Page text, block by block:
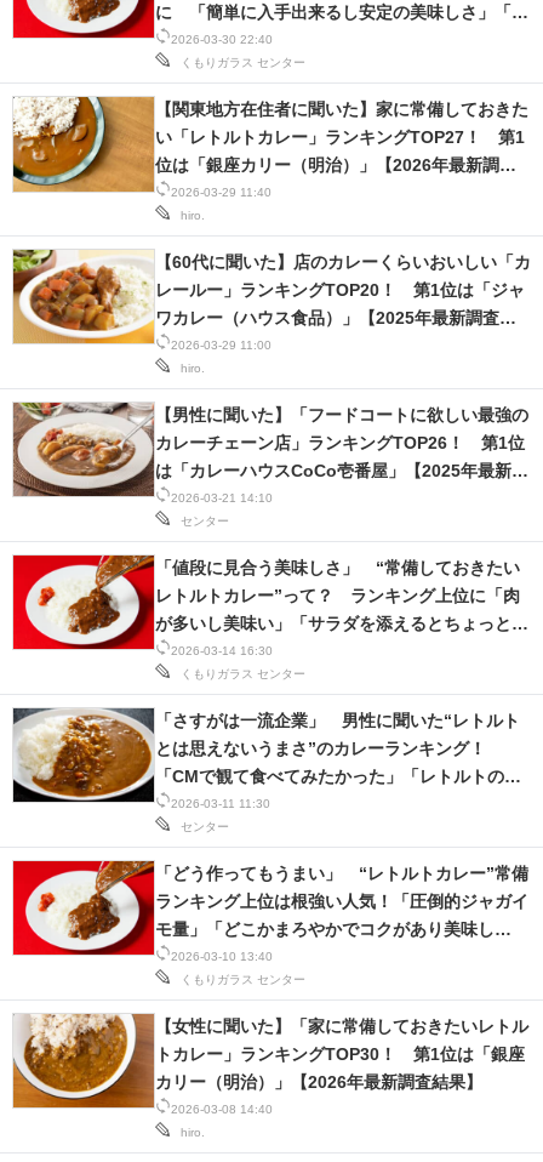
2026-03-30 22:40
くもりガラス センター
に 「簡単に入手出来るし安定の美味しさ」「う
どんにも合う気がする」の声
2026-03-29 11:40
hiro.
【関東地方在住者に聞いた】家に常備しておきた
い「レトルトカレー」ランキングTOP27！ 第1
位は「銀座カリー（明治）」【2026年最新調査
結果】
2026-03-29 11:00
hiro.
【60代に聞いた】店のカレーくらいおいしい「カ
レールー」ランキングTOP20！ 第1位は「ジャ
ワカレー（ハウス食品）」【2025年最新調査結
果】
2026-03-21 14:10
センター
【男性に聞いた】「フードコートに欲しい最強の
カレーチェーン店」ランキングTOP26！ 第1位
は「カレーハウスCoCo壱番屋」【2025年最新調
査結果】
2026-03-14 16:30
くもりガラス センター
「値段に見合う美味しさ」 “常備しておきたい
レトルトカレー”って？ ランキング上位に「肉
が多いし美味い」「サラダを添えるとちょっとし
たレストラン気分」の声
2026-03-11 11:30
センター
「さすがは一流企業」 男性に聞いた“レトルト
とは思えないうまさ”のカレーランキング！
「CMで観て食べてみたかった」「レトルトの良
さが際立つカレー」
2026-03-10 13:40
くもりガラス センター
「どう作ってもうまい」 “レトルトカレー”常備
ランキング上位は根強い人気！「圧倒的ジャガイ
モ量」「どこかまろやかでコクがあり美味し
い！」
2026-03-08 14:40
hiro.
【女性に聞いた】「家に常備しておきたいレトル
トカレー」ランキングTOP30！ 第1位は「銀座
カリー（明治）」【2026年最新調査結果】